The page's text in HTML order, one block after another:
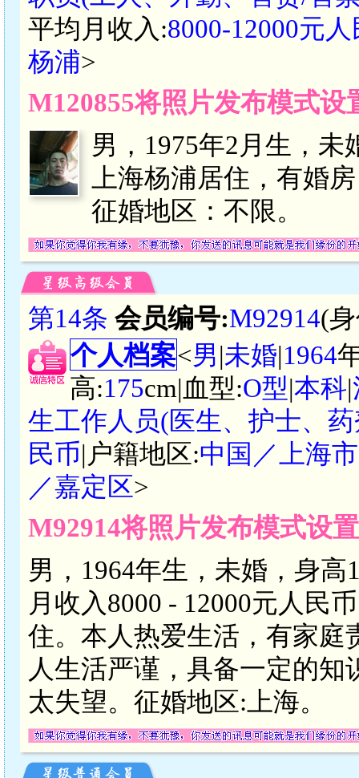
平均月收入:8000-12000元
杨浦>
M120855将照片发布模式
男，1975年2月生，
上海杨浦居住，有婚
征婚地区：不限。
第14条 会员编号:M92914(
个人档案<男|未婚|1964
高:175cm|血型:O型|本科|
生工作人员(医生、护士、
民币|户籍地区:中国／上海
／嘉定区>
M92914将照片发布模式设
男，1964年生，未婚，身
月收入8000 - 12000元人民
住。本人热爱生活，有家庭
人生活严谨，具备一定的
太失望。征婚地区:上海。